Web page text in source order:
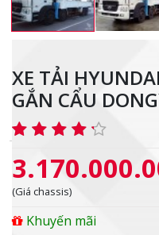
XE TẢI
GẮN CẨU
(Giá chassis)
Khuyến mãi